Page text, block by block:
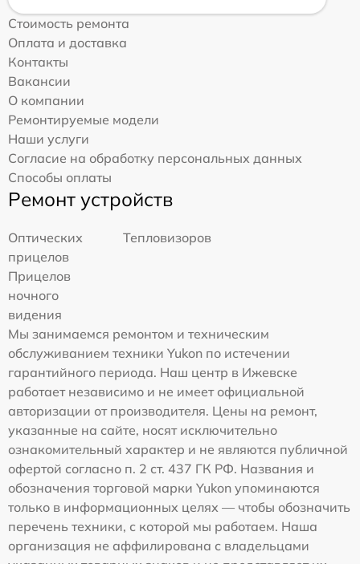
Стоимость ремонта
Оплата и доставка
Контакты
Вакансии
О компании
Ремонтируемые модели
Наши услуги
Согласие на обработку персональных данных
Способы оплаты
Ремонт устройств
Оптических
прицелов
Тепловизоров
Прицелов
ночного
видения
Мы занимаемся ремонтом и техническим
обслуживанием техники Yukon по истечении
гарантийного периода. Наш центр в Ижевске
работает независимо и не имеет официальной
авторизации от производителя. Цены на ремонт,
указанные на сайте, носят исключительно
ознакомительный характер и не являются публичной
офертой согласно п. 2 ст. 437 ГК РФ. Названия и
обозначения торговой марки Yukon упоминаются
только в информационных целях — чтобы обозначить
перечень техники, с которой мы работаем. Наша
организация не аффилирована с владельцами